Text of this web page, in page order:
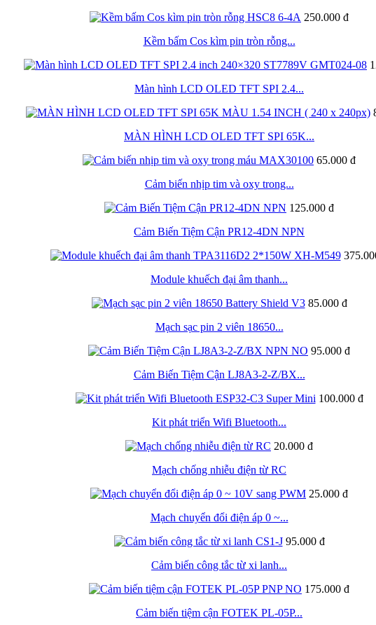
250.000 đ
Kềm bấm Cos kìm pin tròn rỗng...
Màn hình LCD OLED TFT SPI 2.4...
MÀN HÌNH LCD OLED TFT SPI 65K...
65.000 đ
Cảm biến nhịp tim và oxy trong...
125.000 đ
Cảm Biến Tiệm Cận PR12-4DN NPN
Module khuếch đại âm thanh...
85.000 đ
Mạch sạc pin 2 viên 18650...
95.000 đ
Cảm Biến Tiệm Cận LJ8A3-2-Z/BX...
100.000 đ
Kit phát triển Wifi Bluetooth...
20.000 đ
Mạch chống nhiễu điện từ RC
25.000 đ
Mạch chuyển đổi điện áp 0 ~...
95.000 đ
Cảm biến công tắc từ xi lanh...
175.000 đ
Cảm biến tiệm cận FOTEK PL-05P...